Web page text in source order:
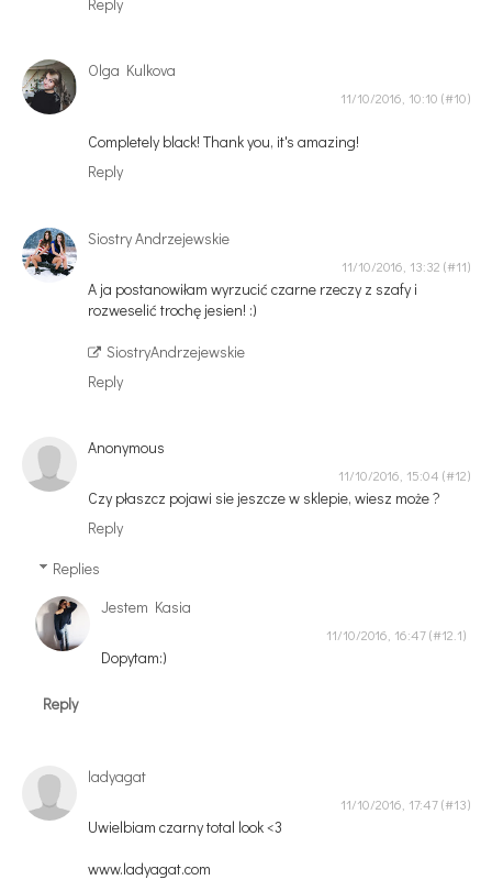
Olga Kulkova
11/10/2016, 10:10
Completely black! Thank you, it's amazing!
Reply
Siostry Andrzejewskie
11/10/2016, 13:32
A ja postanowiłam wyrzucić czarne rzeczy z szafy i
rozweselić trochę jesien! :)
SiostryAndrzejewskie
Reply
Anonymous
11/10/2016, 15:04
Czy płaszcz pojawi sie jeszcze w sklepie, wiesz może ?
Reply
Replies
Jestem Kasia
11/10/2016, 16:47
Dopytam:)
Reply
ladyagat
11/10/2016, 17:47
Uwielbiam czarny total look <3
www.ladyagat.com